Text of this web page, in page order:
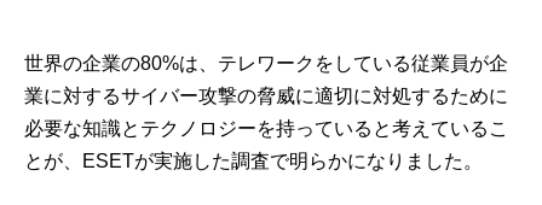
世界の企業の80%は、テレワークをしている従業員が企
業に対するサイバー攻撃の脅威に適切に対処するために
必要な知識とテクノロジーを持っていると考えているこ
とが、ESETが実施した調査で明らかになりました。